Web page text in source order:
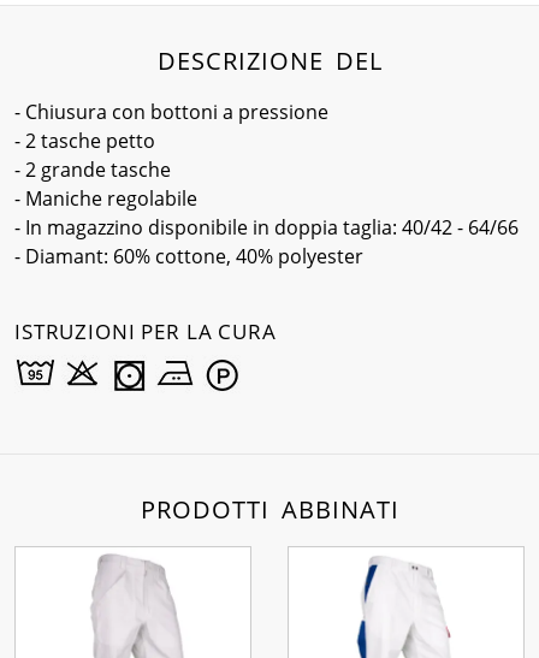
DESCRIZIONE DEL
- Chiusura con bottoni a pressione
- 2 tasche petto
- 2 grande tasche
- Maniche regolabile
- In magazzino disponibile in doppia taglia: 40/42 - 64/66
- Diamant: 60% cottone, 40% polyester
ISTRUZIONI PER LA CURA
PRODOTTI ABBINATI